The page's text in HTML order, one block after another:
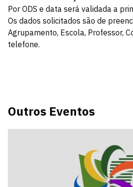
Por ODS e data será validada a
Os dados solicitados são de
Agrupamento, Escola, Professor,
telefone.
Outros Eventos